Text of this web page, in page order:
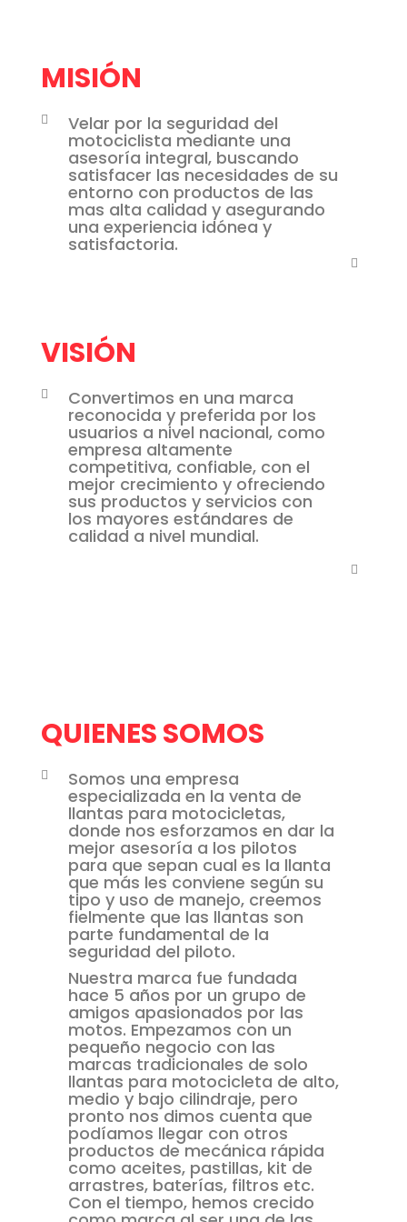
MISIÓN
Velar por la seguridad del
motociclista mediante una
asesoría integral, buscando
satisfacer las necesidades de su
entorno con productos de las
mas alta calidad y asegurando
una experiencia idónea y
satisfactoria.
VISIÓN
Convertimos en una marca
reconocida y preferida por los
usuarios a nivel nacional, como
empresa altamente
competitiva, confiable, con el
mejor crecimiento y ofreciendo
sus productos y servicios con
los mayores estándares de
calidad a nivel mundial.
QUIENES SOMOS
Somos una empresa
especializada en la venta de
llantas para motocicletas,
donde nos esforzamos en dar la
mejor asesoría a los pilotos
para que sepan cual es la llanta
que más les conviene según su
tipo y uso de manejo, creemos
fielmente que las llantas son
parte fundamental de la
seguridad del piloto.
Nuestra marca fue fundada
hace 5 años por un grupo de
amigos apasionados por las
motos. Empezamos con un
pequeño negocio con las
marcas tradicionales de solo
llantas para motocicleta de alto,
medio y bajo cilindraje, pero
pronto nos dimos cuenta que
podíamos llegar con otros
productos de mecánica rápida
como aceites, pastillas, kit de
arrastres, baterías, filtros etc.
Con el tiempo, hemos crecido